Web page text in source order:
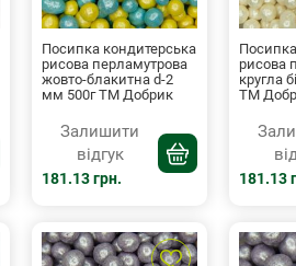
Посипка кондитерська
рисова перламутрова
жовто-блакитна d-2
мм 500г ТМ Добрик
Залишити
відгук
181.13 грн.
рисова
кругла
ТМ
181.13